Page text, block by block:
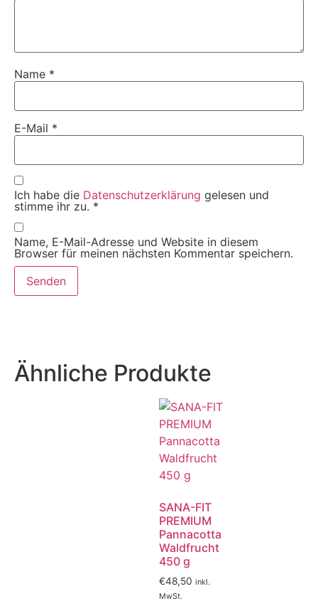
Ähnliche Produkte
SANA-FIT
PREMIUM
Pannacotta
Waldfrucht
450 g
€48,50 inkl.
MwSt.
Name *
E-Mail *
Ich habe die Datenschutzerklärung gelesen und
stimme ihr zu. *
Name, E-Mail-Adresse und Website in diesem
Browser für meinen nächsten Kommentar speichern.